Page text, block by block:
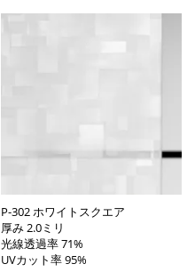
P-302 ホワイトスクエア
厚み 2.0ミリ
光線透過率 71%
UVカット率 95%